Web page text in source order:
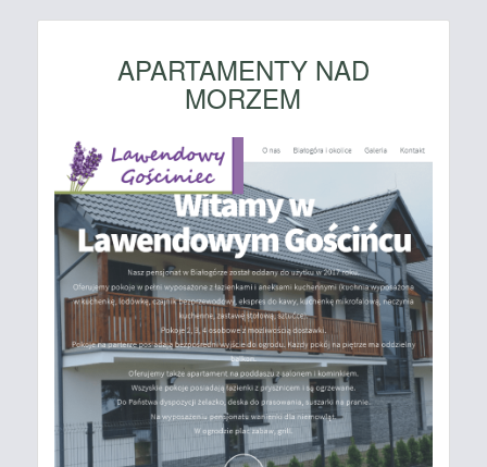
APARTAMENTY NAD
MORZEM